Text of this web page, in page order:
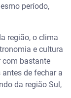
período,
região, o clima
e cultura
com bastante
de fechar a
da região Sul,